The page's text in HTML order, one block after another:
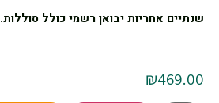
שנתיים אחריות יבואן רשמי כולל סוללות.
₪469.00